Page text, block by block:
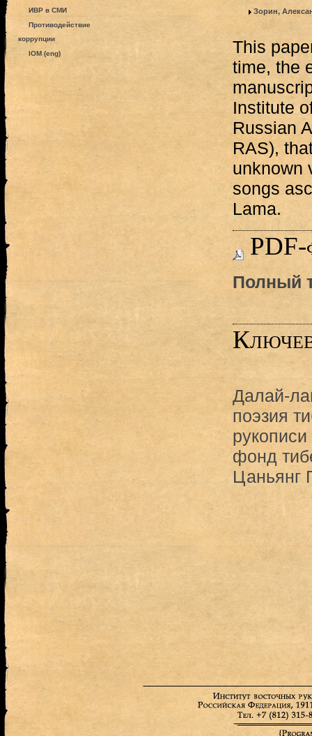
ИВР в СМИ
Противодействие
коррупции
IOM (eng)
Зорин,
This
time, the
Institute
Russian
RAS),
unknown
songs
Lama.
PDF-
Полный
Далай-
поэзия
рукописи
фонд
Цаньянг